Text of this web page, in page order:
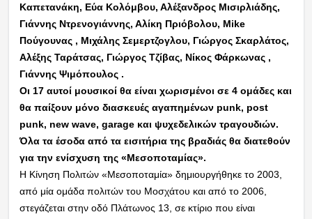
Καπετανάκη, Εύα Κολόμβου, Αλέξανδρος Μισιρλιάδης,
Γιάννης Ντρενογιάννης, Αλίκη Πριόβολου, Μike
Πούγουνας , Μιχάλης Σεμερτζογλου, Γιώργος Σκαρλάτος,
Αλέξης Ταράτσας, Γιώργος Τζίβας, Νίκος Φάρκωνας ,
Γιάννης Ψιμόπουλος .
‍Οι 17 αυτοί μουσικοί θα είναι χωρισμένοι σε 4 ομάδες και
θα παίξουν μόνο διασκευές αγαπημένων punk, post
punk, new wave, garage και ψυχεδελικών τραγουδιών.
Όλα τα έσοδα από τα εισιτήρια της βραδιάς θα διατεθούν
για την ενίσχυση της «Μεσοποταμίας».
Η Κίνηση Πολιτών «Μεσοποταμία» δημιουργήθηκε το 2003,
από μία ομάδα πολιτών του Μοσχάτου και από το 2006,
στεγάζεται στην οδό Πλάτωνος 13, σε κτίριο που είναι